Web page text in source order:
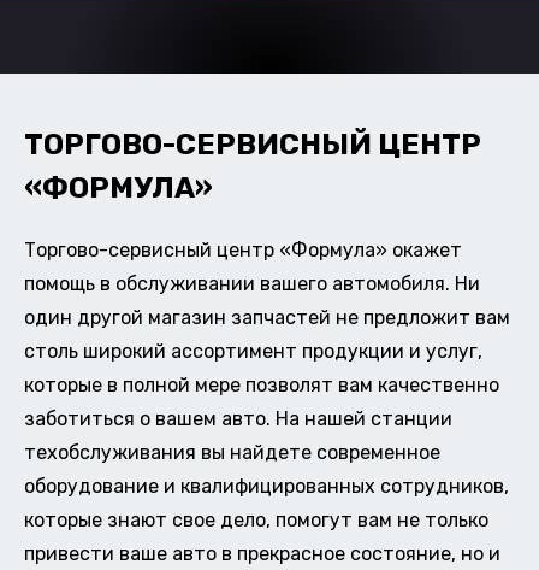
ТОРГОВО-СЕРВИСНЫЙ ЦЕНТР
«ФОРМУЛА»
Торгово-сервисный центр «Формула» окажет
помощь в обслуживании вашего автомобиля. Ни
один другой магазин запчастей не предложит вам
столь широкий ассортимент продукции и услуг,
которые в полной мере позволят вам качественно
заботиться о вашем авто. На нашей станции
техобслуживания вы найдете современное
оборудование и квалифицированных сотрудников,
которые знают свое дело, помогут вам не только
привести ваше авто в прекрасное состояние, но и